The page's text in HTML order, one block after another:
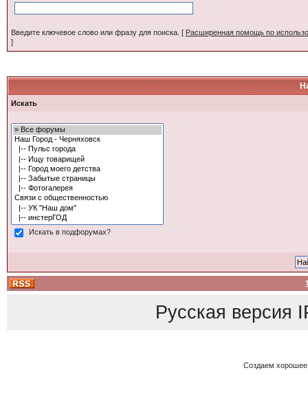
Введите ключевое слово или фразу для поиска. [ Расширенная помощь по
]
Искать
Искать в подфорумах?
Русская версия
Создаем